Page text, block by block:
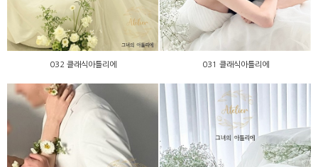
032 클래식아틀리에 031 클래식아틀리에
029 클래식아틀리에 011 클래식아틀리에